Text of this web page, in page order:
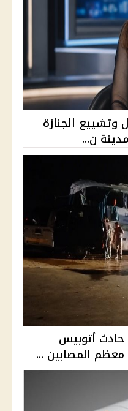
وتشييع الجنازة
ن...
وإصابة 13 في حادث أتوبيس
المصابين ...